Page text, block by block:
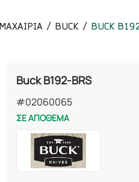
ΜΑΧΑΙΡΙΑ BUCK BUCK
Buck B192-BRS
#02060065
ΣΕ ΑΠΟΘΕΜΑ